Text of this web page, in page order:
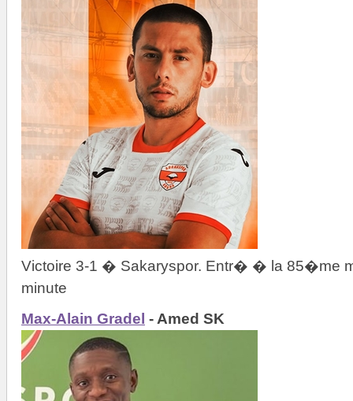
Victoire 3-1 � Sakaryspor. Entr� � la 85�me
minute
Max-Alain Gradel - Amed SK